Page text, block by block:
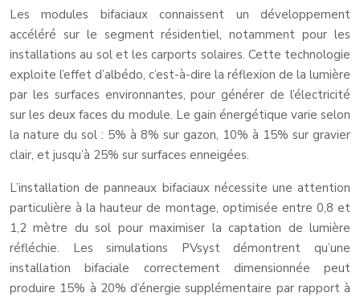
Les modules bifaciaux connaissent un développement
accéléré sur le segment résidentiel, notamment pour les
installations au sol et les carports solaires. Cette technologie
exploite l’effet d’albédo, c’est-à-dire la réflexion de la lumière
par les surfaces environnantes, pour générer de l’électricité
sur les deux faces du module. Le gain énergétique varie selon
la nature du sol : 5% à 8% sur gazon, 10% à 15% sur gravier
clair, et jusqu’à 25% sur surfaces enneigées.
L’installation de panneaux bifaciaux nécessite une attention
particulière à la hauteur de montage, optimisée entre 0,8 et
1,2 mètre du sol pour maximiser la captation de lumière
réfléchie. Les simulations PVsyst démontrent qu’une
installation bifaciale correctement dimensionnée peut
produire 15% à 20% d’énergie supplémentaire par rapport à